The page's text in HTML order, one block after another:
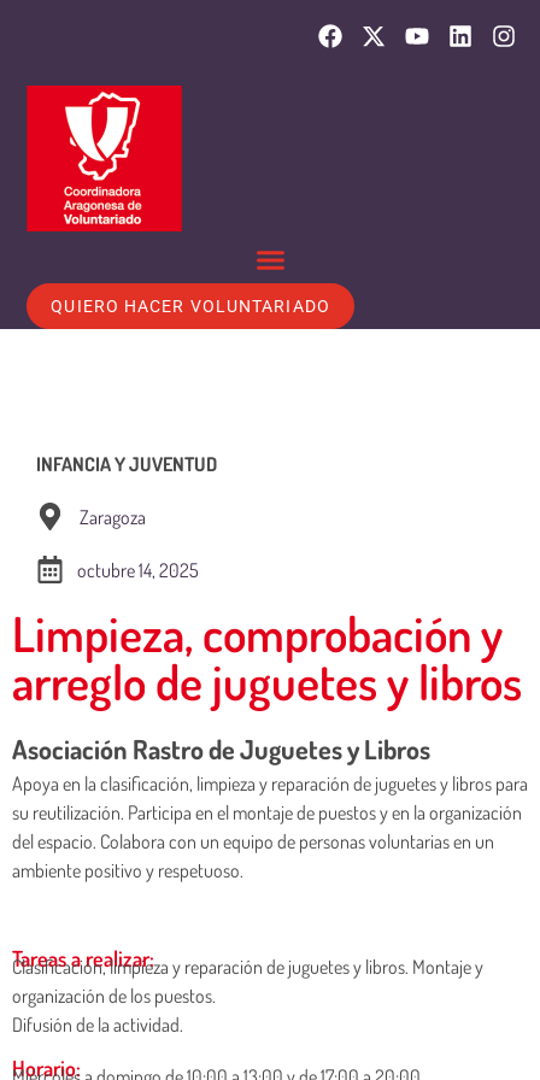
QUIERO HACER VOLUNTARIADO
INFANCIA Y JUVENTUD
Zaragoza
octubre 14, 2025
Limpieza, comprobación y
arreglo de juguetes y libros
Asociación Rastro de Juguetes y Libros
Apoya en la clasificación, limpieza y reparación de juguetes y libros para
su reutilización. Participa en el montaje de puestos y en la organización
del espacio. Colabora con un equipo de personas voluntarias en un
ambiente positivo y respetuoso.
Tareas a realizar:
Clasificación, limpieza y reparación de juguetes y libros. Montaje y
organización de los puestos.
Difusión de la actividad.
Horario: